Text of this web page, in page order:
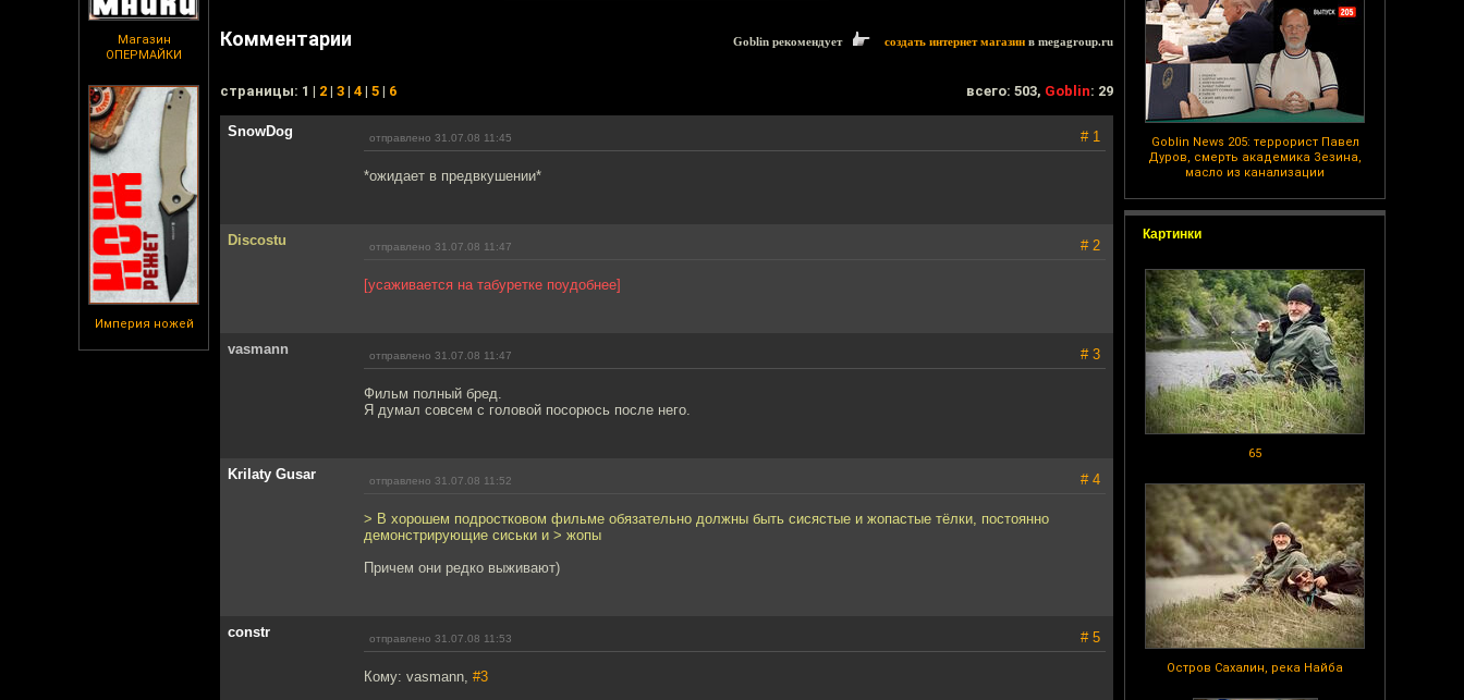
Магазин
ОПЕРМАЙКИ
Империя ножей
Goblin News 205: террорист Павел
Дуров, смерть академика Зезина,
масло из канализации
Картинки
65
Остров Сахалин, река Найба
Комментарии Goblin рекомендует создать интернет магазин в megagroup.ru
cтраницы: 1 | 2 | 3 | 4 | 5 | 6 всего: 503, Goblin: 29
SnowDog отправлено 31.07.08 11:45 # 1
*ожидает в предвкушении*
Discostu отправлено 31.07.08 11:47 # 2
[усаживается на табуретке поудобнее]
vasmann отправлено 31.07.08 11:47 # 3
Фильм полный бред.
Я думал совсем с головой посорюсь после него.
Krilaty Gusar отправлено 31.07.08 11:52 # 4
> В хорошем подростковом фильме обязательно должны быть сисястые и жопастые тёлки, постоянно
демонстрирующие сиськи и > жопы
Причем они редко выживают)
constr отправлено 31.07.08 11:53 # 5
Кому: vasmann, #3